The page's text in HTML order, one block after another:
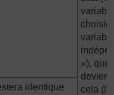
variable
choisie
variable
»), que
cela (la
identique